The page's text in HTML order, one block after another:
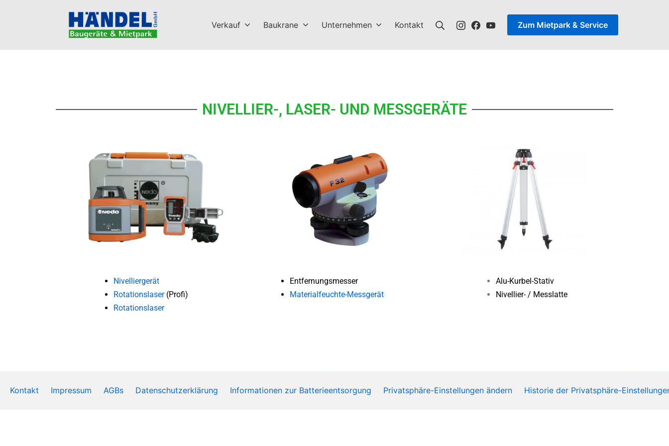
Verkauf Baukrane Unternehmen Kontakt Zum Mietpark & Service
NIVELLIER-, LASER- UND MESSGERÄTE
Nivelliergerät
Rotationslaser(Profi)
Rotationslaser
Entfernungsmesser
Materialfeuchte-Messgerät
Alu-Kurbel-Stativ
Nivellier- / Messlatte
Kontakt Impressum AGBs Datenschutzerklärung Informationen zur Batterieentsorgung Privatsphäre-Einstellungen ändern Historie der Privatsphäre-